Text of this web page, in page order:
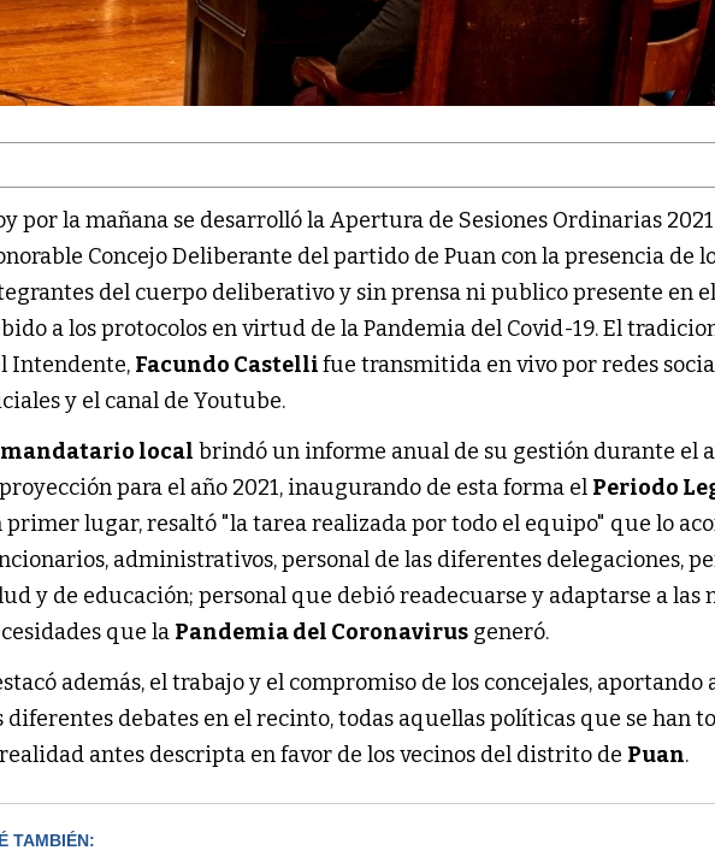
por la mañana se desarrolló la Apertura de Sesiones Ordinarias
Concejo Deliberante del partido de Puan con la presencia de
del cuerpo deliberativo y sin prensa ni publico presente en
a los protocolos en virtud de la Pandemia del Covid-19. El
Intendente, Facundo Castellifue transmitida en vivo por redes
y el canal de Youtube.
mandatario local brindó un informe anual de su gestión durante el
para el año 2021, inaugurando de esta forma el Periodo
primer lugar, resaltó "la tarea realizada por todo el equipo" que lo
administrativos, personal de las diferentes delegaciones,
y de educación; personal que debió readecuarse y adaptarse a las
que la Pandemia del Coronavirus generó.
además, el trabajo y el compromiso de los concejales, aportando
diferentes debates en el recinto, todas aquellas políticas que se han
antes descripta en favor de los vecinos del distrito de Puan.
TAMBIÉN: